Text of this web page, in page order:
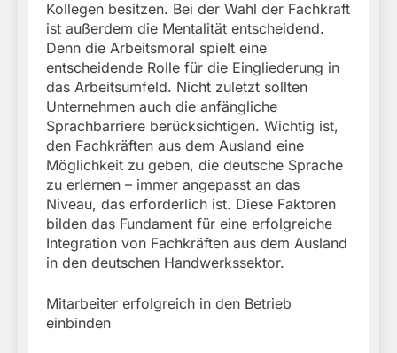
Kollegen besitzen. Bei der Wahl der Fachkraft
ist außerdem die Mentalität entscheidend.
Denn die Arbeitsmoral spielt eine
entscheidende Rolle für die Eingliederung in
das Arbeitsumfeld. Nicht zuletzt sollten
Unternehmen auch die anfängliche
Sprachbarriere berücksichtigen. Wichtig ist,
den Fachkräften aus dem Ausland eine
Möglichkeit zu geben, die deutsche Sprache
zu erlernen – immer angepasst an das
Niveau, das erforderlich ist. Diese Faktoren
bilden das Fundament für eine erfolgreiche
Integration von Fachkräften aus dem Ausland
in den deutschen Handwerkssektor.
Mitarbeiter erfolgreich in den Betrieb
einbinden